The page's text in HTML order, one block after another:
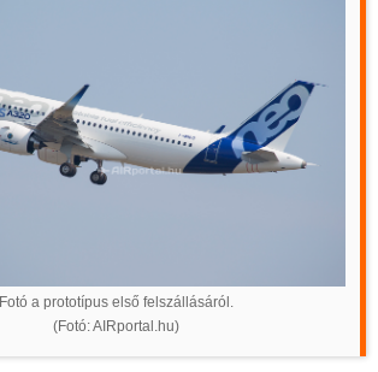
Fotó a prototípus első felszállásáról.
(Fotó: AIRportal.hu)